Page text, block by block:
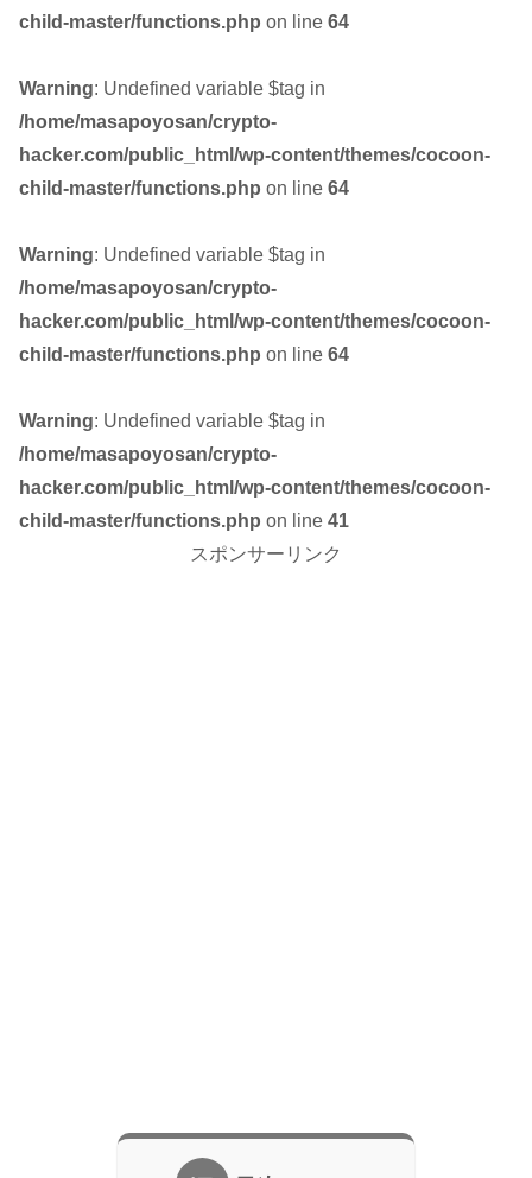
child-master/functions.php on line 64
Warning: Undefined variable $tag in
/home/masapoyosan/crypto-
hacker.com/public_html/wp-content/themes/cocoon-
child-master/functions.php on line 64
Warning: Undefined variable $tag in
/home/masapoyosan/crypto-
hacker.com/public_html/wp-content/themes/cocoon-
child-master/functions.php on line 64
Warning: Undefined variable $tag in
/home/masapoyosan/crypto-
hacker.com/public_html/wp-content/themes/cocoon-
child-master/functions.php on line 41
スポンサーリンク